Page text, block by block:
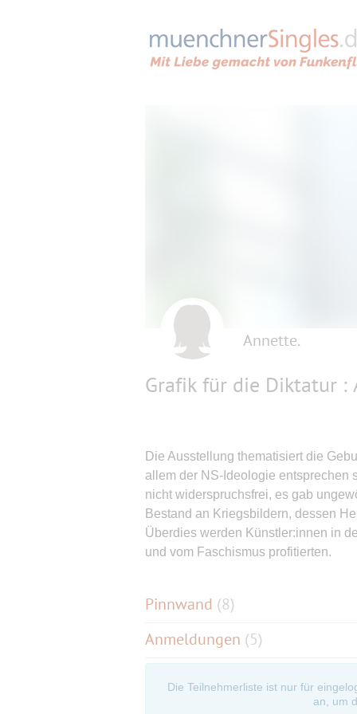
Annette.
Grafik für die Diktatur :
Die Ausstellung thematisiert die
allem der NS-Ideologie entsprechen
nicht widerspruchsfrei, es gab
Bestand an Kriegsbildern, dessen
Überdies werden Künstler:innen in
und vom Faschismus profitierten.
Pinnwand (8)
Anmeldungen (5)
Die Teilnehmerliste ist nur für
an, um